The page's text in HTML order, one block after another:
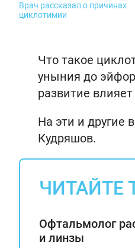
Врач рассказал о причинах
циклотимии
Что такое
уныния до
развитие
На эти и другие
Кудряшов.
ЧИТАЙТЕ
Офтальмолог
и линзы